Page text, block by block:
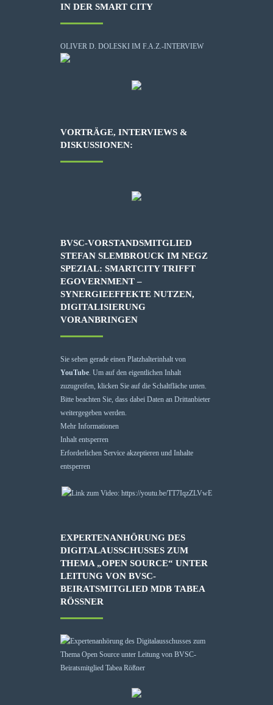
IN DER SMART CITY
OLIVER D. DOLESKI IM F.A.Z.-INTERVIEW
VORTRÄGE, INTERVIEWS &
DISKUSSIONEN:
BVSC-VORSTANDSMITGLIED
STEFAN SLEMBROUCK IM NEGZ
SPEZIAL: SMARTCITY TRIFFT
EGOVERNMENT –
SYNERGIEEFFEKTE NUTZEN,
DIGITALISIERUNG
VORANBRINGEN
Sie sehen gerade einen Platzhalterinhalt von
YouTube. Um auf den eigentlichen Inhalt
zuzugreifen, klicken Sie auf die Schaltfläche unten.
Bitte beachten Sie, dass dabei Daten an Drittanbieter
weitergegeben werden.
Mehr Informationen
Inhalt entsperren
Erforderlichen Service akzeptieren und Inhalte
entsperren
EXPERTENANHÖRUNG DES
DIGITALAUSSCHUSSES ZUM
THEMA „OPEN SOURCE“ UNTER
LEITUNG VON BVSC-
BEIRATSMITGLIED MDB TABEA
RÖSSNER